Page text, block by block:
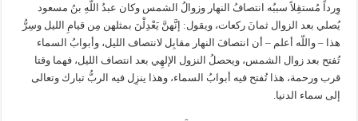
وِرداً مُستقِلاً سببُه انتصافُ النهار وزوالُ الشمس وكان عبدُ اللَّهِ بنُ مسعود
يُصلي بعد الزوال ثمانَ ركعات، ويقول‏:‏ إنَّهنَّ يَعْدِلْنَ بمثلهن مِن قيامِ الليل وسِرُّ
هذا – واللّه أعلم – أن انتصافَ النهار مقابِل لانتصاف الليل، وأبوابُ السماء
تُفتح بعد زوال الشمس، ويحصلُ النزول الإلهِي بعد انتصاف الليل، فهما وقتا
قرب ورحمة، هذا تُفتح فيه أبوابُ السماء، وهذا ينزِل فيه الربُّ تبارك وتعالى
إلى سماء الدنيا‏.‏